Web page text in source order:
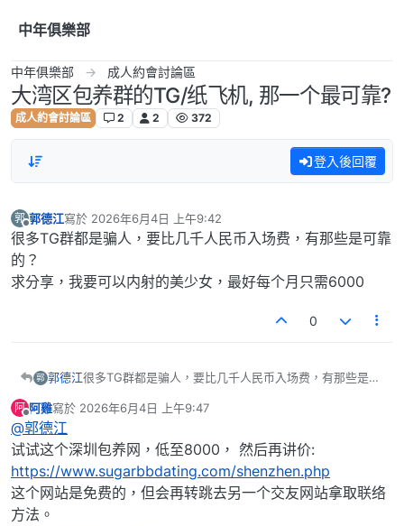
中年俱樂部
中年俱樂部 成人約會討論區
大湾区包养群的TG/纸飞机, 那一个最可靠?
成人約會討論區 2 2 372
登入後回覆
郭
離線
郭德江寫於 2026年6月4日 上午9:42
最後由 編輯
很多TG群都是骗人，要比几千人民币入场费，有那些是可靠
的？
求分享，我要可以内射的美少女，最好每个月只需6000
0
郭 郭德江很多TG群都是骗人，要比几千人民币入场费，有那些是可
求分享，我要可以内射的美少女，最好每个月只需6000
阿
離線
阿雞寫於 2026年6月4日 上午9:47
最後由 編輯
@郭德江
试试这个深圳包养网，低至8000， 然后再讲价:
https://www.sugarbbdating.com/shenzhen.php
这个网站是免费的，但会再转跳去另一个交友网站拿取联络
方法。